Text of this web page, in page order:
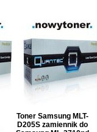
Toner Samsung MLT-
D205S zamiennik do